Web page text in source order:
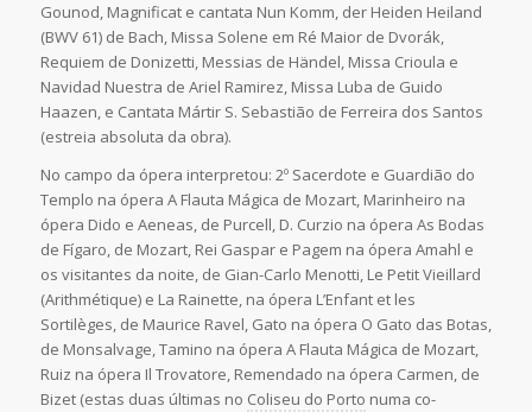
Gounod, Magnificat e cantata Nun Komm, der Heiden Heiland
(BWV 61) de Bach, Missa Solene em Ré Maior de Dvorák,
Requiem de Donizetti, Messias de Händel, Missa Crioula e
Navidad Nuestra de Ariel Ramirez, Missa Luba de Guido
Haazen, e Cantata Mártir S. Sebastião de Ferreira dos Santos
(estreia absoluta da obra).
No campo da ópera interpretou: 2º Sacerdote e Guardião do
Templo na ópera A Flauta Mágica de Mozart, Marinheiro na
ópera Dido e Aeneas, de Purcell, D. Curzio na ópera As Bodas
de Fígaro, de Mozart, Rei Gaspar e Pagem na ópera Amahl e
os visitantes da noite, de Gian-Carlo Menotti, Le Petit Vieillard
(Arithmétique) e La Rainette, na ópera L’Enfant et les
Sortilèges, de Maurice Ravel, Gato na ópera O Gato das Botas,
de Monsalvage, Tamino na ópera A Flauta Mágica de Mozart,
Ruiz na ópera Il Trovatore, Remendado na ópera Carmen, de
Bizet (estas duas últimas no Coliseu do Porto numa co-